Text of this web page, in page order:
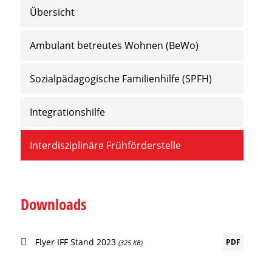
Übersicht
Ambulant betreutes Wohnen (BeWo)
Sozialpädagogische Familienhilfe (SPFH)
Integrationshilfe
Interdisziplinäre Frühförderstelle
Downloads
Flyer IFF Stand 2023(325 KB) PDF